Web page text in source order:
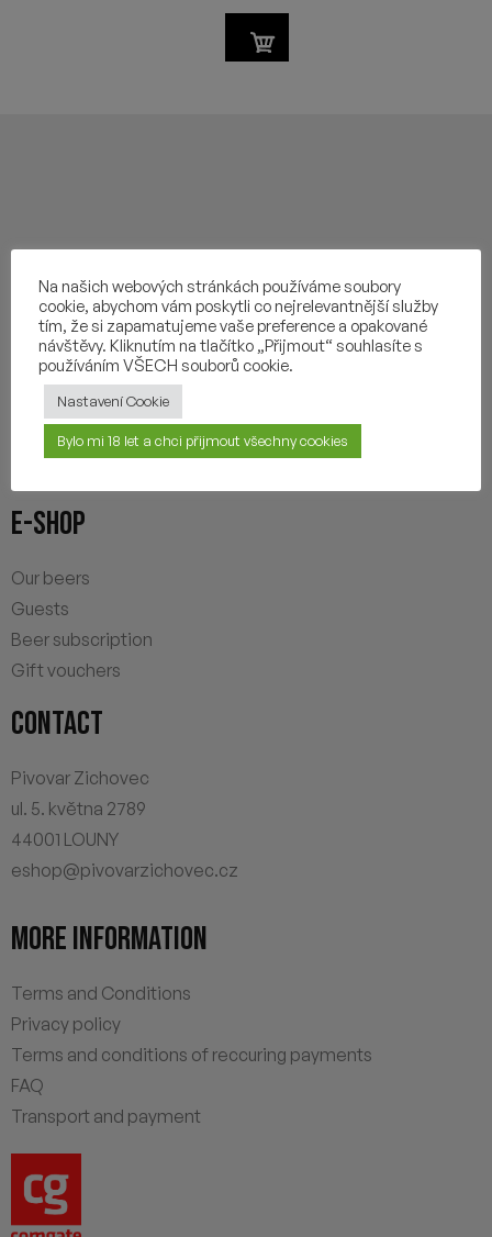
ABOUT US
ABOUT BREWERY
OUR LOCATIONS
JOB OPPORTUNITIES
CONTACTS
E-SHOP
Our beers
Guests
Beer subscription
Gift vouchers
CONTACT
Pivovar Zichovec
ul. 5. května 2789
44001 LOUNY
eshop@pivovarzichovec.cz
MORE INFORMATION
Terms and Conditions
Privacy policy
Terms and conditions of reccuring payments
FAQ
Transport and payment
Na našich webových stránkách používáme soubory
cookie, abychom vám poskytli co nejrelevantnější služby
tím, že si zapamatujeme vaše preference a opakované
návštěvy. Kliknutím na tlačítko „Přijmout“ souhlasíte s
používáním VŠECH souborů cookie.
Nastavení Cookie
Bylo mi 18 let a chci přijmout všechny cookies